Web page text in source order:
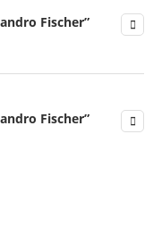
Fischer”
Fischer”